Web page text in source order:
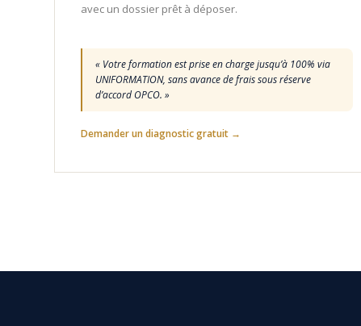
avec un dossier prêt à déposer.
« Votre formation est prise en charge jusqu’à 100% via
UNIFORMATION, sans avance de frais sous réserve
d’accord OPCO. »
Demander un diagnostic gratuit →